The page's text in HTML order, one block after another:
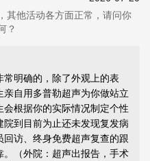
其他活动各方面正常，请问你
？
明确的，除了外观上的表
自用多普勒超声为你做站立
根据你的实际情况制定个性
到目前为止还未发现复发病
访、终身免费超声复查的跟
（外院：超声出报告，手术